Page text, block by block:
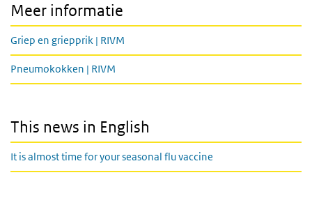
Meer informatie
Griep en griepprik | RIVM
Pneumokokken | RIVM
This news in English
It is almost time for your seasonal flu vaccine